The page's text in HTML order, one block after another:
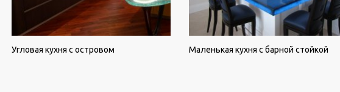
Угловая кухня с островом Маленькая кухня с барной стойкой